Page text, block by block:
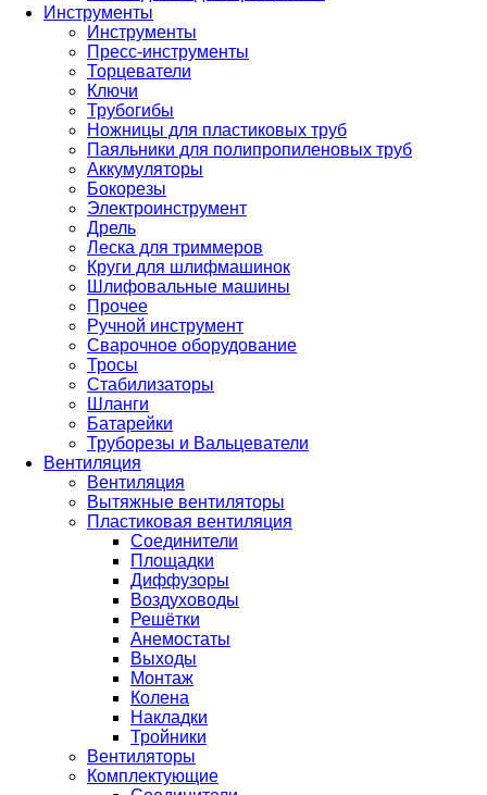
Инструменты
Инструменты
Пресс-инструменты
Торцеватели
Ключи
Трубогибы
Ножницы для пластиковых труб
Паяльники для полипропиленовых труб
Аккумуляторы
Бокорезы
Электроинструмент
Дрель
Леска для триммеров
Круги для шлифмашинок
Шлифовальные машины
Прочее
Ручной инструмент
Сварочное оборудование
Тросы
Стабилизаторы
Шланги
Батарейки
Труборезы и Вальцеватели
Вентиляция
Вентиляция
Вытяжные вентиляторы
Пластиковая вентиляция
Соединители
Площадки
Диффузоры
Воздуховоды
Решётки
Анемостаты
Выходы
Монтаж
Колена
Накладки
Тройники
Вентиляторы
Комплектующие